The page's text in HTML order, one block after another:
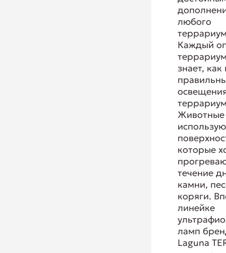
любого
Каждый
знает,
Животные
которые
течение
камни,
коряги.
линейке
ламп
Laguna